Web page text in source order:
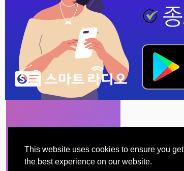
This website uses cookies to ensure you get
the best experience on our website.
전라남도
전라북도
제주특별자치도
충청북도
인터넷방송